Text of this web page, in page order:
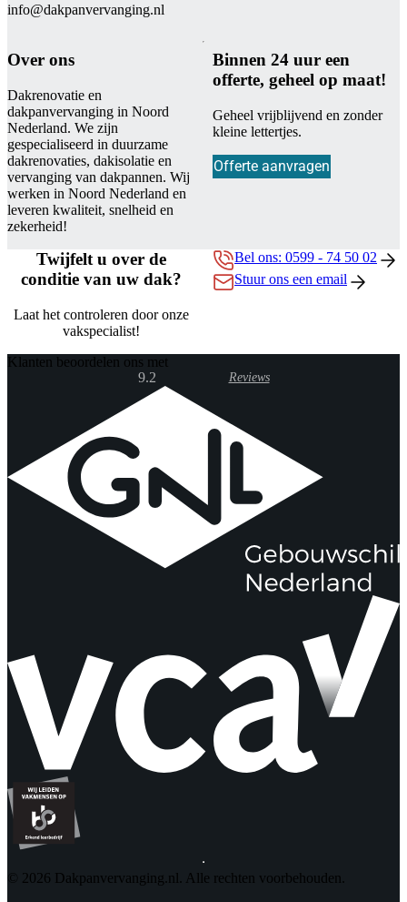
info@dakpanvervanging.nl
Over ons
Dakrenovatie en
dakpanvervanging in Noord
Nederland. We zijn
gespecialiseerd in duurzame
dakrenovaties, dakisolatie en
vervanging van dakpannen. Wij
werken in Noord Nederland en
leveren kwaliteit, snelheid en
zekerheid!
Binnen 24 uur een
offerte, geheel op maat!
Geheel vrijblijvend en zonder
kleine lettertjes.
Offerte aanvragen
Twijfelt u over de
conditie van uw dak?
Laat het controleren door onze
vakspecialist!
Bel ons: 0599 - 74 50 02
Stuur ons een email
Klanten beoordelen ons met
9.2
Reviews
© 2026 Dakpanvervanging.nl. Alle rechten voorbehouden.